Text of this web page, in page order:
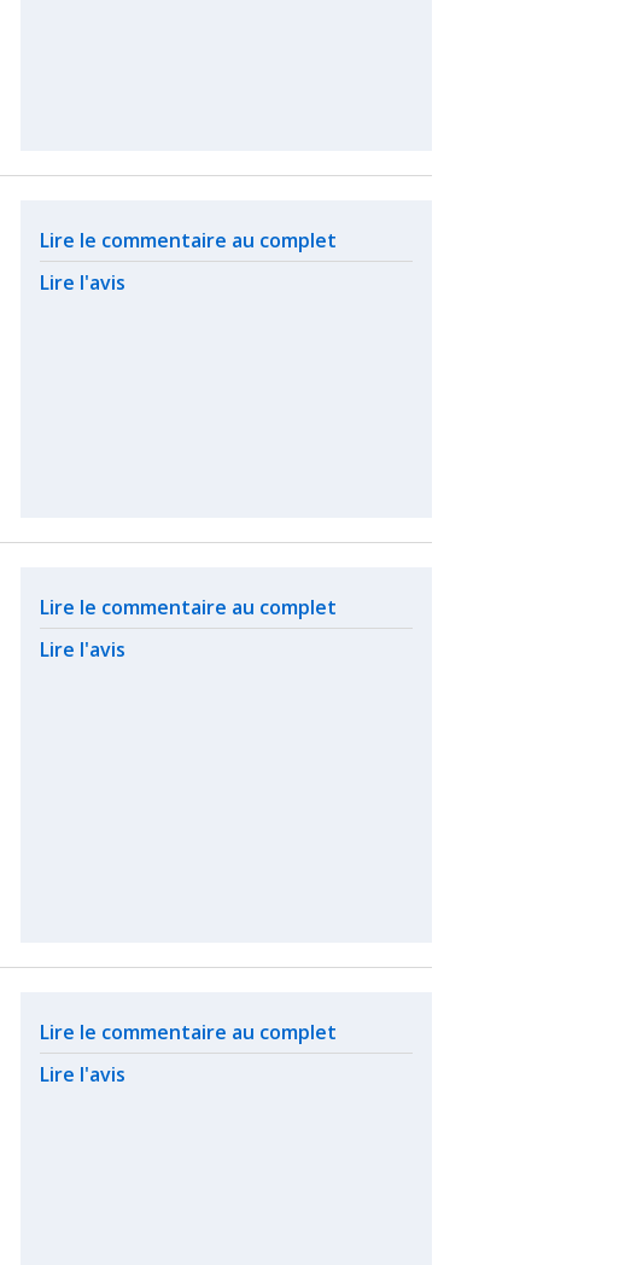
Related actions
Lire le commentaire au complet
Lire l'avis
Related actions
Lire le commentaire au complet
Lire l'avis
Related actions
Lire le commentaire au complet
Lire l'avis